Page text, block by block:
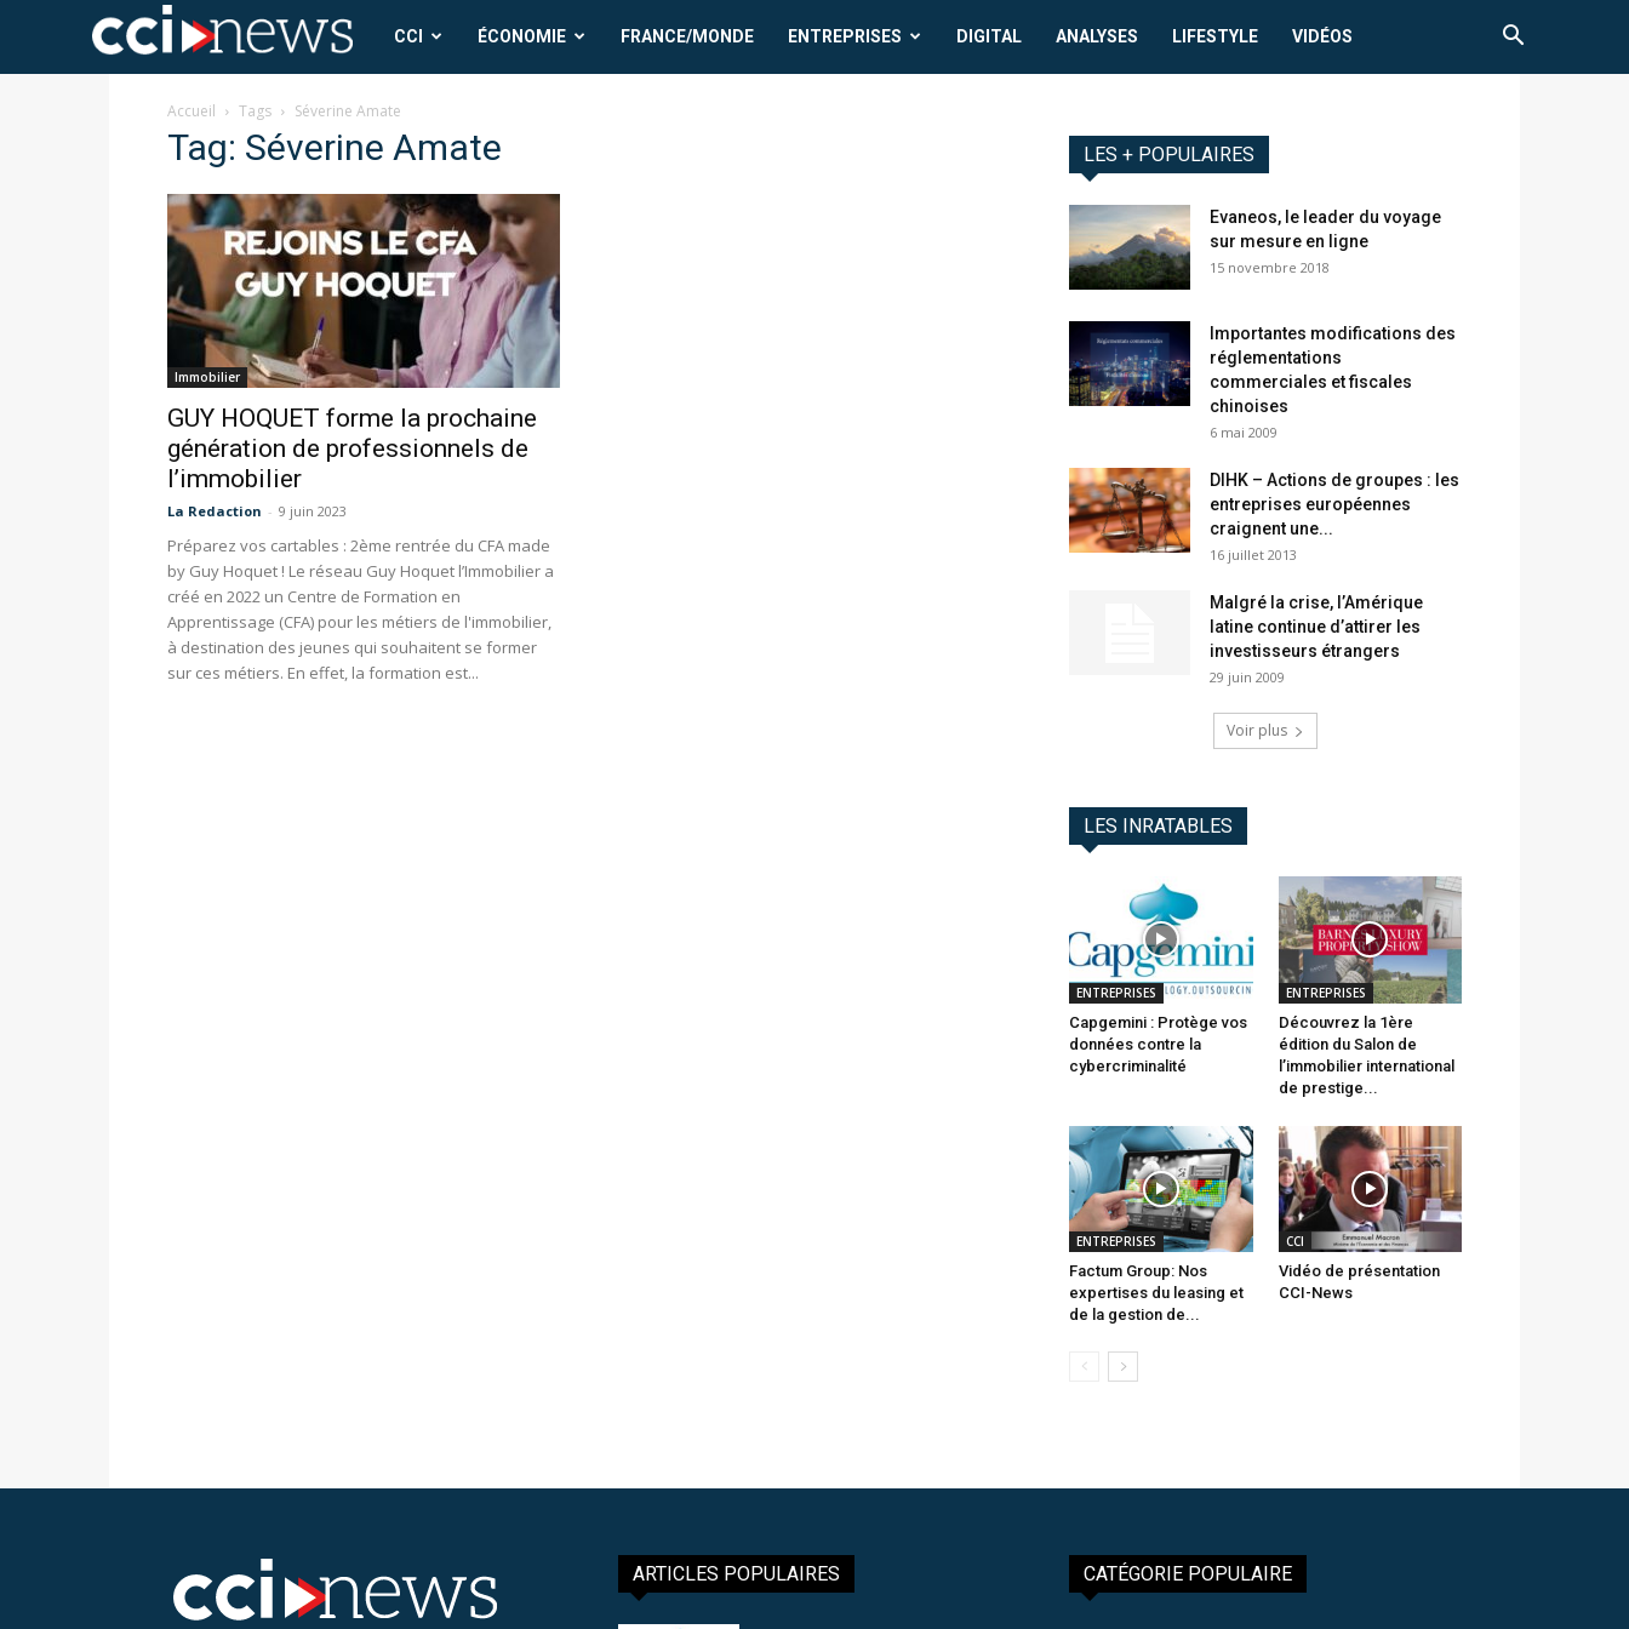
CCI
News
CCI ÉCONOMIE FRANCE/MONDE ENTREPRISES DIGITAL ANALYSES LIFESTYLE VIDÉOS
Accueil Tags Séverine Amate
Tag: Séverine Amate
Immobilier
GUY HOQUET forme la prochaine
génération de professionnels de
l’immobilier
La Redaction - 9 juin 2023
Préparez vos cartables : 2ème rentrée du CFA made
by Guy Hoquet ! Le réseau Guy Hoquet l’Immobilier a
créé en 2022 un Centre de Formation en
Apprentissage (CFA) pour les métiers de l'immobilier,
à destination des jeunes qui souhaitent se former
sur ces métiers. En effet, la formation est...
LES + POPULAIRES
Evaneos, le leader du voyage
sur mesure en ligne
15 novembre 2018
Importantes modifications des
réglementations
commerciales et fiscales
chinoises
6 mai 2009
DIHK – Actions de groupes : les
entreprises européennes
craignent une...
16 juillet 2013
Malgré la crise, l’Amérique
latine continue d’attirer les
investisseurs étrangers
29 juin 2009
Voir plus
LES INRATABLES
ENTREPRISES
Capgemini : Protège vos
données contre la
cybercriminalité
ENTREPRISES
Découvrez la 1ère
édition du Salon de
l’immobilier international
de prestige...
ENTREPRISES
Factum Group: Nos
expertises du leasing et
de la gestion de...
CCI
Vidéo de présentation
CCI-News
ARTICLES POPULAIRES CATÉGORIE POPULAIRE